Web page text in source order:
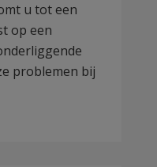
u tot een
op een
problemen bij